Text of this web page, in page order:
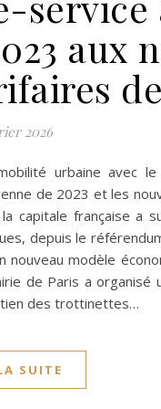
aux
2026
urbaine avec
de 2023 et les
capitale française a
depuis le
modèle
de Paris a organisé
des trottinettes…
SUITE